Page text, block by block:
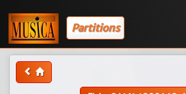
Partitions